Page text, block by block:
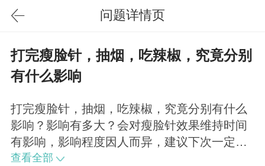
问题详情页
打完瘦脸针，抽烟，吃辣椒，究竟分别
有什么影响
打完瘦脸针，抽烟，吃辣椒，究竟分别有什么
影响？影响有多大？会对瘦脸针效果维持时间
有影响，影响程度因人而异，建议下次一定要
谨遵医嘱。
查看全部